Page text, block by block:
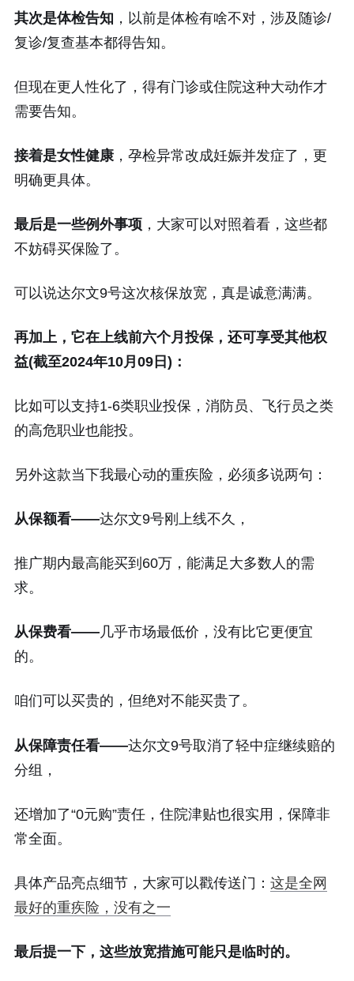
其次是体检告知 ，以前是体检有啥不对，涉及随诊/
复诊/复查基本都得告知。
但现在更人性化了，得有门诊或住院这种大动作才
需要告知。
接着是女性健康，孕检异常改成妊娠并发症了，更
明确更具体。
最后是一些例外事项，大家可以对照着看，这些都
不妨碍买保险了。
可以说达尔文9号这次核保放宽，真是诚意满满。
再加上，它在上线前六个月投保，还可享受其他权
益(截至2024年10月09日)：
比如可以支持1-6类职业投保，消防员、飞行员之类
的高危职业也能投。
另外这款当下我最心动的重疾险，必须多说两句：
从保额看——达尔文9号刚上线不久，
推广期内最高能买到60万，能满足大多数人的需
求。
从保费看——几乎市场最低价，没有比它更便宜
的。
咱们可以买贵的，但绝对不能买贵了。
从保障责任看——达尔文9号取消了轻中症继续赔的
分组，
还增加了“0元购”责任，住院津贴也很实用，保障非
常全面。
具体产品亮点细节，大家可以戳传送门： 这是全网
最好的重疾险，没有之一
最后提一下，这些放宽措施可能只是临时的。